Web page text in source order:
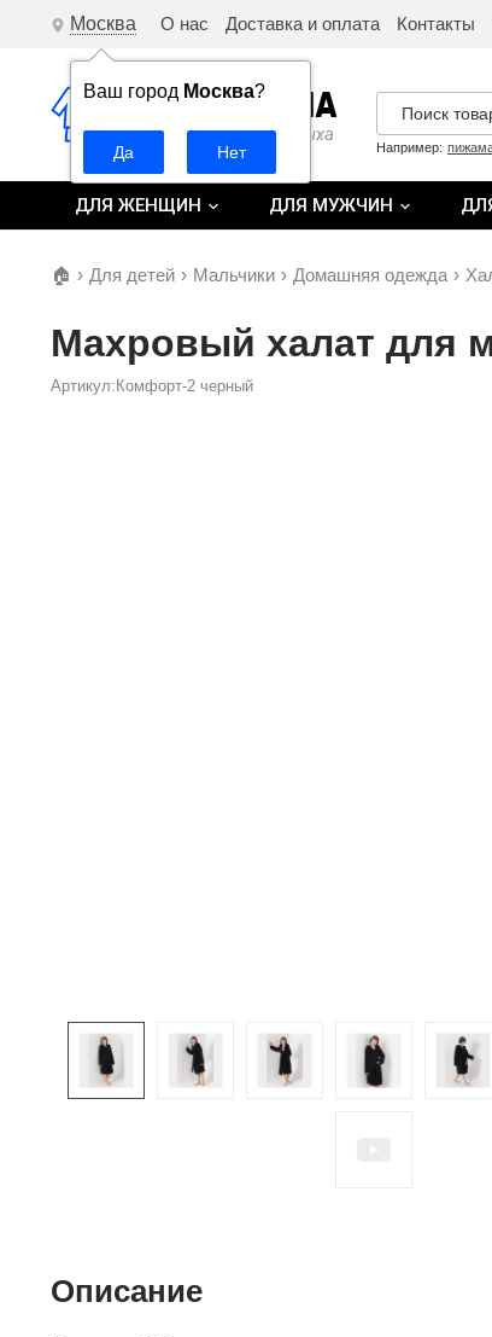
Москва
Ваш город Москва?
О нас Доставка и оплата Контакты
Например:
ДЛЯ ЖЕНЩИН ДЛЯ МУЖЧИН
🏠 › Для детей › Мальчики › Домашняя одежда ›
Махровый халат для
Артикул:Комфорт-2 черный
Описание